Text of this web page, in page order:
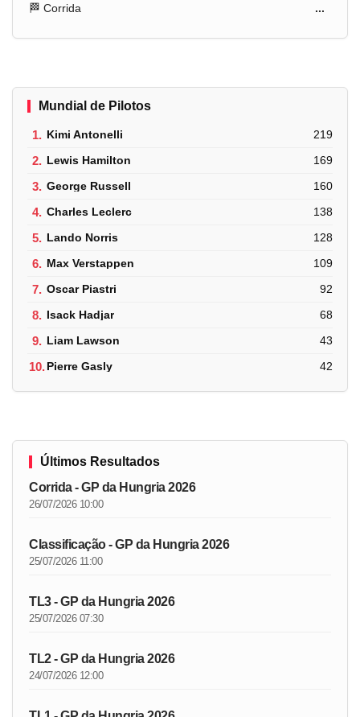
🏁 Corrida ...
Mundial de Pilotos
1. Kimi Antonelli 219
2. Lewis Hamilton 169
3. George Russell 160
4. Charles Leclerc 138
5. Lando Norris 128
6. Max Verstappen 109
7. Oscar Piastri 92
8. Isack Hadjar 68
9. Liam Lawson 43
10.Pierre Gasly 42
Últimos Resultados
Corrida - GP da Hungria 2026
26/07/2026 10:00
Classificação - GP da Hungria 2026
25/07/2026 11:00
TL3 - GP da Hungria 2026
25/07/2026 07:30
TL2 - GP da Hungria 2026
24/07/2026 12:00